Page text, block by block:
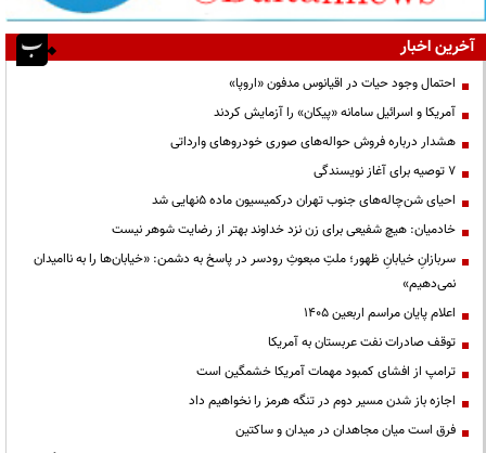
آخرین اخبار
احتمال وجود حیات در اقیانوس مدفون «اروپا»
آمریکا و اسرائیل سامانه «پیکان» را آزمایش کردند
هشدار درباره فروش حواله‌های صوری خودروهای وارداتی
۷ توصیه برای آغاز نویسندگی
احیای شن‌چاله‌های جنوب تهران درکمیسیون ماده ۵نهایی شد
خادمیان: هیچ شفیعی برای زن نزد خداوند بهتر از رضایت شوهر نیست
سربازانِ خیابانِ ظهور؛ ملتِ مبعوثِ رودسر در پاسخ به دشمن: «خیابان‌ها را به ناامیدان
نمی‌دهیم»
اعلام پایان مراسم اربعین ۱۴۰۵
توقف صادرات نفت عربستان به آمریکا
ترامپ از افشای کمبود مهمات آمریکا خشمگین است
اجازه باز شدن مسیر دوم در تنگه هرمز را نخواهیم داد
فرق است میان مجاهدان در میدان و ساکتین